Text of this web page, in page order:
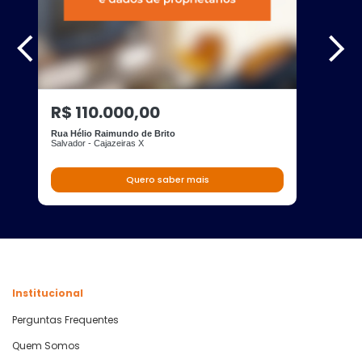
R$ 110.000,00
Rua Hélio Raimundo de Brito
Salvador - Cajazeiras X
Quero saber mais
Institucional
Perguntas Frequentes
Quem Somos